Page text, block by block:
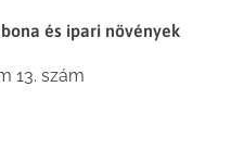
és ipari növények
13. szám